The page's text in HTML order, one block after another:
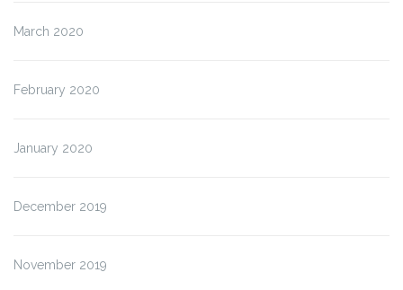
March 2020
February 2020
January 2020
December 2019
November 2019